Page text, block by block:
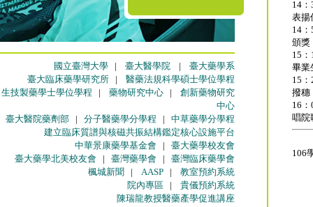
國立臺灣大學 | 臺大醫學院 | 臺大藥學系
臺大臨床藥學研究所 | 醫藥法規科學碩士學位學程
生技製藥學士學位學程 | 藥物研究中心 | 創新藥物研究
中心
臺大醫院藥劑部 | 分子醫藥學分學程 | 中草藥學分學程
建立臨床質譜與核磁共振結構鑑定核心設施平台
中華景康藥學基金會 | 臺大藥學校友會
臺大藥學北美校友會 | 臺灣藥學會 | 臺灣臨床藥學會
楓城新聞 | AASP | 教室預約系統
院內專區 | 貴儀預約系統
陳瑞龍教授醫藥產學促進講座
14
表揚
14
頒獎
15
畢業
15
撥穗
16：
唱院
106